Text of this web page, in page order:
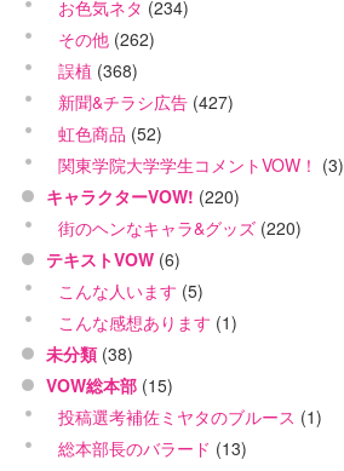
お色気ネタ (234)
その他 (262)
誤植 (368)
新聞&チラシ広告 (427)
虹色商品 (52)
関東学院大学学生コメントVOW！ (3)
キャラクターVOW! (220)
街のヘンなキャラ&グッズ (220)
テキストVOW (6)
こんな人います (5)
こんな感想あります (1)
未分類 (38)
VOW総本部 (15)
投稿選考補佐ミヤタのブルース (1)
総本部長のバラード (13)